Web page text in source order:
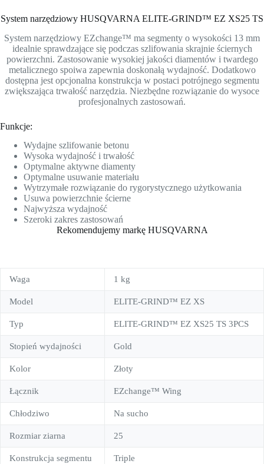
System narzędziowy HUSQVARNA ELITE-GRIND™ EZ XS25 TS
System narzędziowy EZchange™ ma segmenty o wysokości 13 mm
idealnie sprawdzające się podczas szlifowania skrajnie ściernych
powierzchni. Zastosowanie wysokiej jakości diamentów i twardego
metalicznego spoiwa zapewnia doskonałą wydajność. Dodatkowo
dostępna jest opcjonalna konstrukcja w postaci potrójnego segmentu
zwiększająca trwałość narzędzia. Niezbędne rozwiązanie do wysoce
profesjonalnych zastosowań.
Funkcje:
Wydajne szlifowanie betonu
Wysoka wydajność i trwałość
Optymalne aktywne diamenty
Optymalne usuwanie materiału
Wytrzymałe rozwiązanie do rygorystycznego użytkowania
Usuwa powierzchnie ścierne
Najwyższa wydajność
Szeroki zakres zastosowań
Rekomendujemy markę HUSQVARNA
Waga 1 kg
Model ELITE-GRIND™ EZ XS
Typ ELITE-GRIND™ EZ XS25 TS 3PCS
Stopień wydajności Gold
Kolor Złoty
Łącznik EZchange™ Wing
Chłodziwo Na sucho
Rozmiar ziarna 25
Konstrukcja segmentu Triple